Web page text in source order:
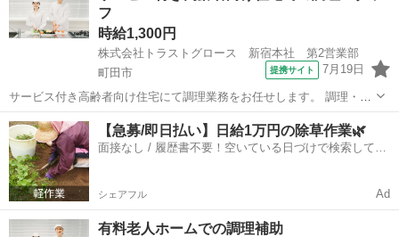
フ
時給1,300円
株式会社トラストグロース 新宿本社 第2営業部
町田市
提携サイト 7月19日
サービス付き高齢者向け住宅にて調理業務をお任せします。 調理・配
膳・下膳・盛り付け・カット・洗浄等をお願いします。 ★定員：71名
★資格・経験不問 ★週3日～OK ★1シフトのみ ★駅チカ ★車通勤OK
＊周りのサポー...
東京 町田市 キッチン
【急募/即日払い】日給1万円の除草作業🌿
面接なし / 履歴書不要！空いている日づけで検索して即
シェアフル Ad
有料老人ホームでの調理補助